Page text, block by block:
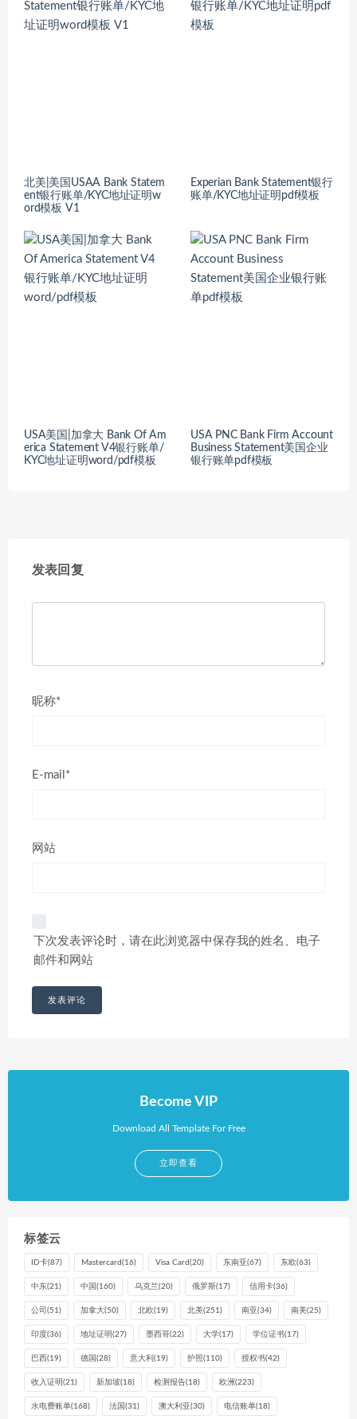
北美|美国USAA Bank Statem
ent银行账单/KYC地址证明w
ord模板 V1
Experian Bank Statement银行
账单/KYC地址证明pdf模板
USA美国|加拿大 Bank Of Am
erica Statement V4银行账单/
KYC地址证明word/pdf模板
USA PNC Bank Firm Account
Business Statement美国企业
银行账单pdf模板
发表回复
昵称*
E-mail*
网站
下次发表评论时，请在此浏览器中保存我的姓名、电子
邮件和网站
Become VIP
Download All Template For Free
立即查看
标签云
ID卡(87) Mastercard (16) Visa Card (20) 东南亚(67) 东欧(63)
中东(21) 中国 (160) 乌克兰(20) 俄罗斯(17) 信用卡(36)
公司 (51) 加拿大(50) 北欧(19) 北美(251) 南亚(34) 南美(25)
印度(36) 地址证明 (27) 墨西哥(22) 大学(17) 学位证书(17)
巴西(19) 德国 (28) 意大利 (19) 护照(110) 授权书(42)
收入证明 (21) 新加坡(18) 检测报告(18) 欧洲 (223)
水电费账单(168) 法国 (31) 澳大利亚(30) 电信账单(18)